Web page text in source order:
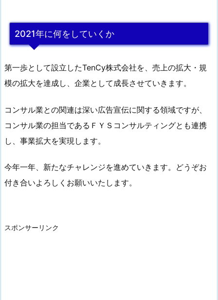
2021年に何をしていくか
第一歩として設立したTenCy株式会社を、売上の拡大・規
模の拡大を達成し、企業として成長させていきます。
コンサル業との関連は深い広告宣伝に関する領域ですが、
コンサル業の担当であるＦＹＳコンサルティングとも連携
し、事業拡大を実現します。
今年一年、新たなチャレンジを進めていきます。どうぞお
付き合いよろしくお願いいたします。
スポンサーリンク